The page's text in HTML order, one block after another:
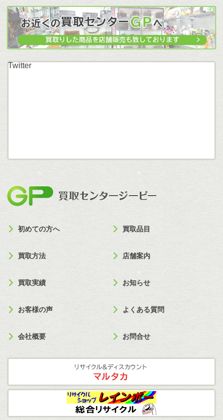
Twitter
初めての方へ 買取品目
買取方法 店舗案内
買取実績 お知らせ
お客様の声 よくある質問
会社概要 お問合せ